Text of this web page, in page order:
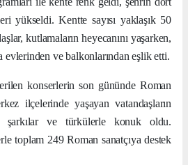
yükseldi. Kentte sayısı yaklaşık 50
kutlamaların heyecanını yaşarken,
ve balkonlarından eşlik etti.
konserlerin son gününde Roman
ilçelerinde yaşayan vatandaşların
şarkılar ve türkülerle konuk oldu.
toplam 249 Roman sanatçıya destek